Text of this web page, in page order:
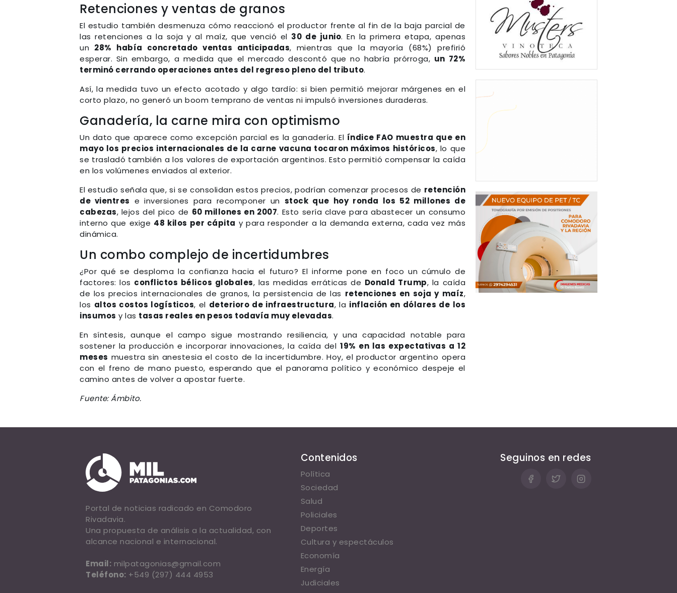
Retenciones y ventas de granos
El estudio también desmenuza cómo reaccionó el productor frente al fin de la baja parcial de
las retenciones a la soja y al maíz, que venció el 30 de junio. En la primera etapa, apenas
un 28% había concretado ventas anticipadas, mientras que la mayoría (68%) prefirió
esperar. Sin embargo, a medida que el mercado descontó que no habría prórroga, un 72%
terminó cerrando operaciones antes del regreso pleno del tributo.
Así, la medida tuvo un efecto acotado y algo tardío: si bien permitió mejorar márgenes en el
corto plazo, no generó un boom temprano de ventas ni impulsó inversiones duraderas.
Ganadería, la carne mira con optimismo
Un dato que aparece como excepción parcial es la ganadería. El índice FAO muestra que en
mayo los precios internacionales de la carne vacuna tocaron máximos históricos, lo que
se trasladó también a los valores de exportación argentinos. Esto permitió compensar la caída
en los volúmenes enviados al exterior.
El estudio señala que, si se consolidan estos precios, podrían comenzar procesos de retención
de vientres e inversiones para recomponer un stock que hoy ronda los 52 millones de
cabezas, lejos del pico de 60 millones en 2007. Esto sería clave para abastecer un consumo
interno que exige 48 kilos per cápita y para responder a la demanda externa, cada vez más
dinámica.
Un combo complejo de incertidumbres
¿Por qué se desploma la confianza hacia el futuro? El informe pone en foco un cúmulo de
factores: los conflictos bélicos globales, las medidas erráticas de Donald Trump, la caída
de los precios internacionales de granos, la persistencia de las retenciones en soja y maíz,
los altos costos logísticos, el deterioro de infraestructura, la inflación en dólares de los
insumos y las tasas reales en pesos todavía muy elevadas.
En síntesis, aunque el campo sigue mostrando resiliencia, y una capacidad notable para
sostener la producción e incorporar innovaciones, la caída del19% en las expectativas a 12
meses muestra sin anestesia el costo de la incertidumbre. Hoy, el productor argentino opera
con el freno de mano puesto, esperando que el panorama político y económico despeje el
camino antes de volver a apostar fuerte.
Fuente: Ámbito.
Portal de noticias radicado en Comodoro
Rivadavia.
Una propuesta de análisis a la actualidad, con
alcance nacional e internacional.
Email: milpatagonias@gmail.com
Teléfono: +549 (297) 444 4953
Contenidos
Política
Sociedad
Salud
Policiales
Deportes
Cultura y espectáculos
Economía
Energía
Judiciales
Seguinos en redes